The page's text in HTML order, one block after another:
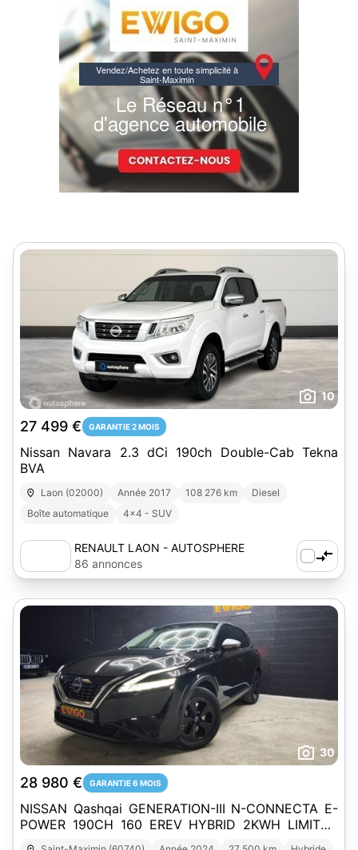
10
27 499 € GARANTIE 2 MOIS
Nissan Navara 2.3 dCi 190ch Double-Cab Tekna
BVA
Laon (02000) Année 2017 108 276 km
Diesel
Boîte automatique
4x4 - SUV
RENAULT LAON - AUTOSPHERE
86 annonces
30
28 980 € GARANTIE 6 MOIS
NISSAN Qashqai GENERATION-III N-CONNECTA E-
POWER 190CH 160 EREV HYBRID 2KWH LIMITED
EDITION UNPLUGGED 2WD BVA